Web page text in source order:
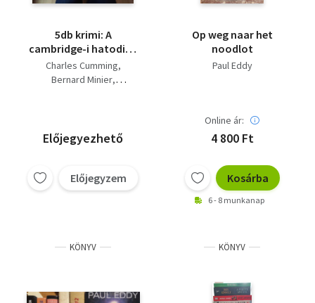
5db krimi: A
cambridge-i hatodik+
A fagy+ Minden napra
egy halott+ Merj
Charles Cumming
Bernard Minier
Előjegyezhető
Előjegyzem
Op weg naar het
noodlot
Paul Eddy
Online ár:
4 800 Ft
Kosárba
6 - 8 munkanap
KÖNYV KÖNYV